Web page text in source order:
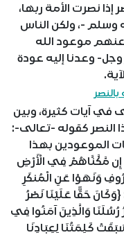
نصرت الأمة ربها،
وسلم -، ولكن الناس
عنهم موعود الله
وجل- وعدنا إليه عودة
في آيات كثيرة، وبين
كقوله -تعالى-:
الموعودين بهذا
إِن مَّكَّنَّاهُمْ فِي الْأَرْضِ
وَنَهَوْا عَنِ الْمُنكَرِ
حَقًّا عَلَيْنَا نَصْرُ
وَالَّذِينَ آمَنُوا فِي
كَلِمَتُنَا لِعِبَادِنَا